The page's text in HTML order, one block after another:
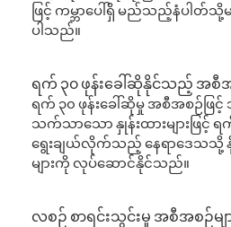
ဖြင့် ကမ္ဘာပေါ်ရှိ မည်သည့်နံပါတ်သို့
ပါသည်။
ရက် ၃၀ ဖုန်းခေါ်ဆိုနိုင်သည့် အစီအ
ရက် ၃၀ ဖုန်းခေါ်ဆိုမှု အစီအစဉ်ဖြ
သက်သာသော နှုန်းထားများဖြင့်
ရွေးချယ်လိုက်သည့် နေရာဒေသသို့
များကို လုပ်ဆောင်နိုင်သည်။
လစဉ် စာရင်းသွင်းမှု အစီအစဉ်မျ